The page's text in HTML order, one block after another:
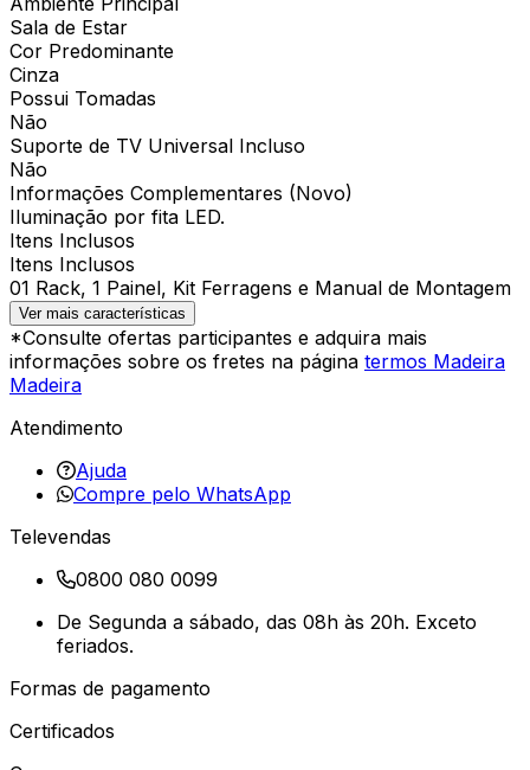
Sala de Estar
Cor Predominante
Cinza
Possui Tomadas
Não
Suporte de TV Universal Incluso
Não
Informações Complementares (Novo)
Iluminação por fita LED.
Itens Inclusos
Itens Inclusos
01 Rack, 1 Painel, Kit Ferragens e Manual de Montagem
Ver mais características
*Consulte ofertas participantes e adquira mais
informações sobre os fretes na página termos Madeira
Madeira
Atendimento
Ajuda
Compre pelo WhatsApp
Televendas
0800 080 0099
De Segunda a sábado, das 08h às 20h. Exceto
feriados.
Formas de pagamento
Certificados